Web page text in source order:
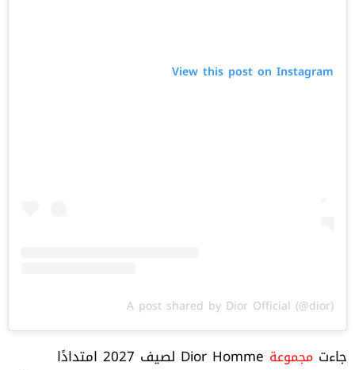
View this post on Instagram
A post shared by Dior Official (@dior)
جاءت مجموعة
Dior Homme لصيف 2027 امتدادًا